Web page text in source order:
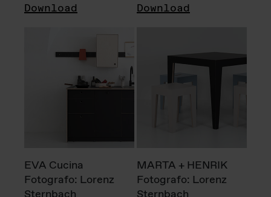
Download Download
EVA Cucina
Fotografo: Lorenz
Sternbach
MARTA + HENRIK
Fotografo: Lorenz
Sternbach